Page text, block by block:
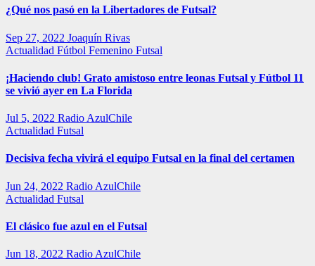
¿Qué nos pasó en la Libertadores de Futsal?
Sep 27, 2022 Joaquín Rivas
Actualidad Fútbol Femenino Futsal
¡Haciendo club! Grato amistoso entre leonas Futsal y Fútbol 11
se vivió ayer en La Florida
Jul 5, 2022 Radio AzulChile
Actualidad Futsal
Decisiva fecha vivirá el equipo Futsal en la final del certamen
Jun 24, 2022 Radio AzulChile
Actualidad Futsal
El clásico fue azul en el Futsal
Jun 18, 2022 Radio AzulChile